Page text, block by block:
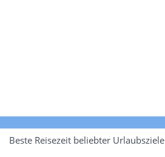
Beste Reisezeit beliebter Urlaubsziele